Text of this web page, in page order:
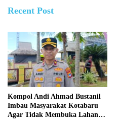
Recent Post
Kompol Andi Ahmad Bustanil
Imbau Masyarakat Kotabaru
Agar Tidak Membuka Lahan